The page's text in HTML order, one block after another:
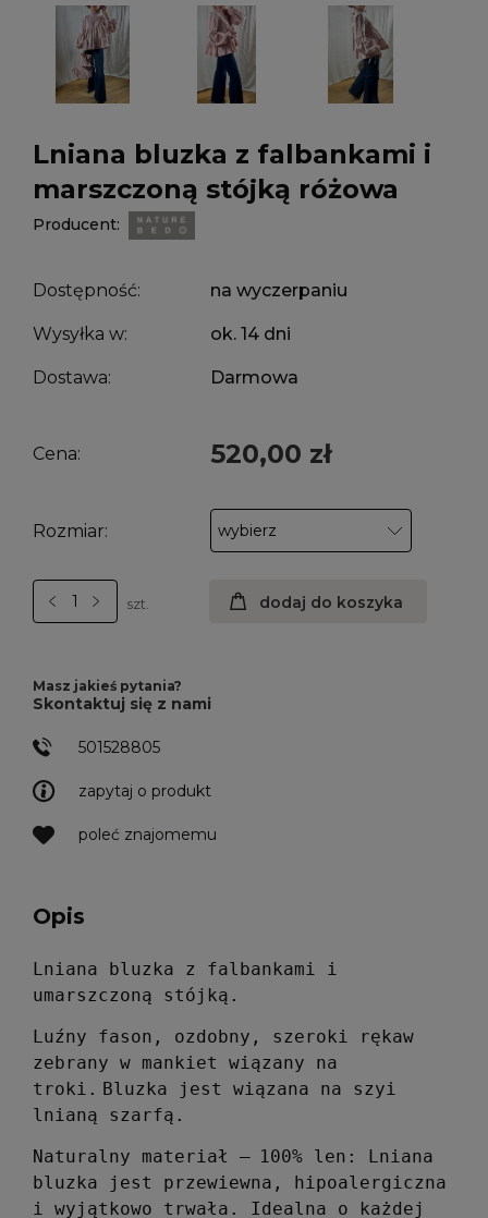
Lniana bluzka z falbankami i
marszczoną stójką różowa
Producent:
Dostępność: na wyczerpaniu
Wysyłka w: ok. 14 dni
Dostawa: Darmowa
Cena: 520,00 zł
Rozmiar:
szt. dodaj do koszyka
zapytaj o produkt
poleć znajomemu
Masz jakieś pytania?
Skontaktuj się z nami
501528805
Opis
Lniana bluzka z falbankami i
umarszczoną stójką.
Luźny fason, ozdobny, szeroki rękaw
zebrany w mankiet wiązany na
troki. Bluzka jest wiązana na szyi
lnianą szarfą.
Naturalny materiał – 100% len: Lniana
bluzka jest przewiewna, hipoalergiczna
i wyjątkowo trwała. Idealna o każdej